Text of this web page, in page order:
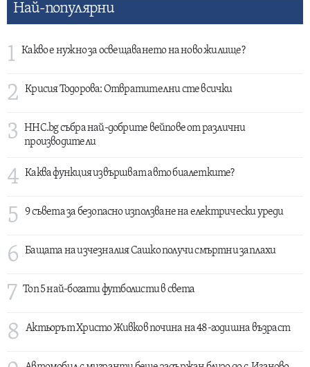
Най-популярни
1 Какво е нужно за освещаването на ново жилище?
2 Крисия Тодорова: Отвратителни сте всички
3
HHC.bg събра най-добрите вейпове от различни
производители
4 Каква функция извършват авто биалетките?
5 9 съвета за безопасно използване на електрически уреди
6 Бащата на изчезналия Сашко получи смъртни заплахи
7 Топ 5 най-богати футболисти в света
8 Актьорът Христо Живков почина на 48-годишна възраст